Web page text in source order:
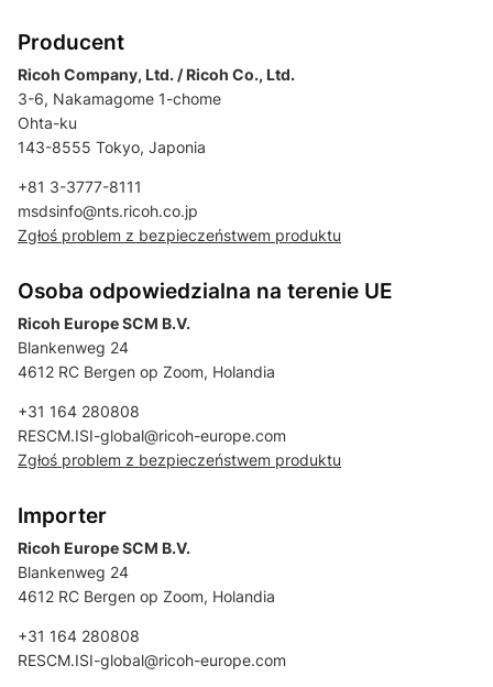
Producent
Ricoh Company, Ltd. / Ricoh Co., Ltd.
3-6, Nakamagome 1-chome
Ohta-ku
143-8555 Tokyo, Japonia
+81 3-3777-8111
msdsinfo@nts.ricoh.co.jp
Zgłoś problem z bezpieczeństwem produktu
Osoba odpowiedzialna na terenie UE
Ricoh Europe SCM B.V.
Blankenweg 24
4612 RC Bergen op Zoom, Holandia
+31 164 280808
RESCM.ISI-global@ricoh-europe.com
Zgłoś problem z bezpieczeństwem produktu
Importer
Ricoh Europe SCM B.V.
Blankenweg 24
4612 RC Bergen op Zoom, Holandia
+31 164 280808
RESCM.ISI-global@ricoh-europe.com